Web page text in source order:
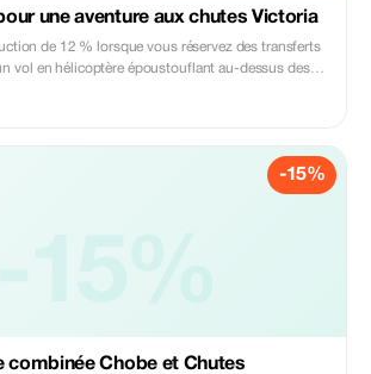
une aventure aux chutes Victoria
de 12 % lorsque vous réservez des transferts
vol en hélicoptère époustouflant au-dessus des
déjeuner. Découvrez les chutes du ciel et la beauté
d'un voyage inoubliable. Réservations anticipées
-15%
combinée Chobe et Chutes